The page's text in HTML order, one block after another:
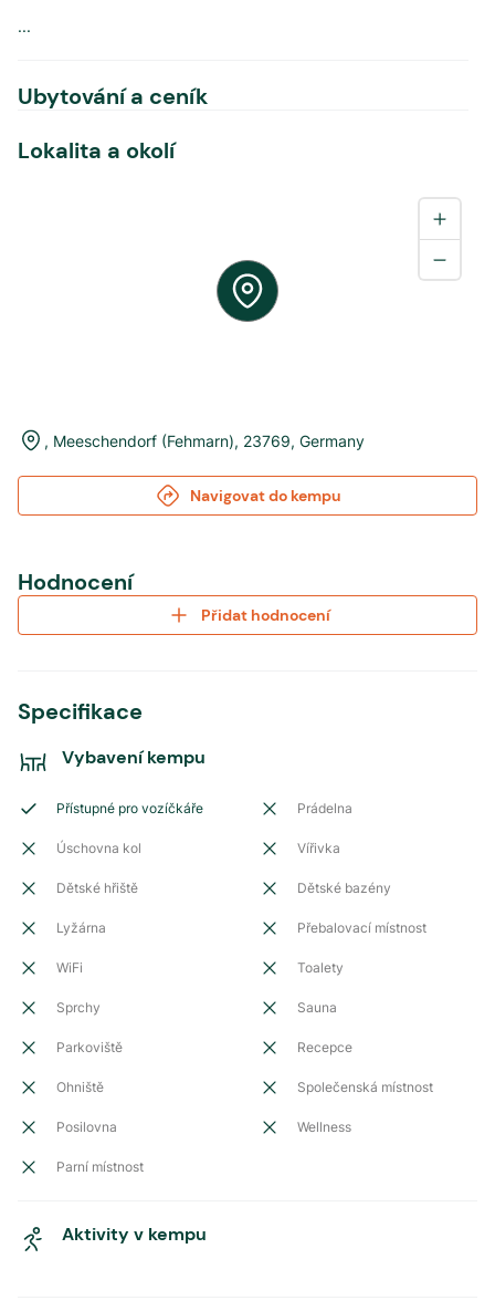
...
Ubytování a ceník
Lokalita a okolí
, Meeschendorf (Fehmarn), 23769, Germany
Navigovat do kempu
Hodnocení
Přidat hodnocení
Specifikace
Vybavení kempu
Přístupné pro vozíčkáře Prádelna
Úschovna kol Vířivka
Dětské hřiště Dětské bazény
Lyžárna Přebalovací místnost
WiFi Toalety
Sprchy Sauna
Parkoviště Recepce
Ohniště Společenská místnost
Posilovna Wellness
Parní místnost
Aktivity v kempu